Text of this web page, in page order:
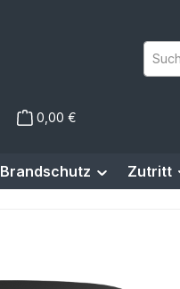
0,00 €
Brandschutz Zutritt